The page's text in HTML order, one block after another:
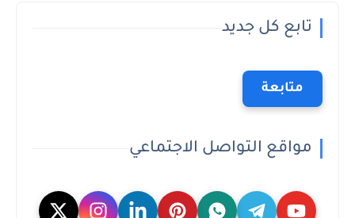
تابع كل جديد
متابعة
مواقع التواصل الاجتماعي